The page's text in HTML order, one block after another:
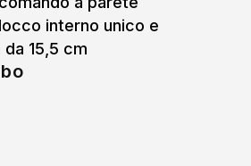
interno unico e
da 15,5 cm